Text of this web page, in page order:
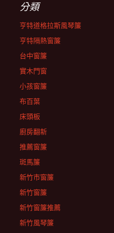
分類
亨特道格拉斯風琴簾
亨特隔熱窗簾
台中窗簾
實木門窗
小孩窗簾
布百葉
床頭板
廚房翻新
推薦窗簾
斑馬簾
新竹市窗簾
新竹窗簾
新竹窗簾推薦
新竹風琴簾